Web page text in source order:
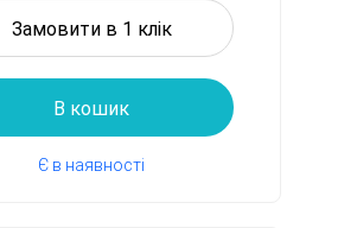
Замовити в 1 клік
В кошик
Є в наявності